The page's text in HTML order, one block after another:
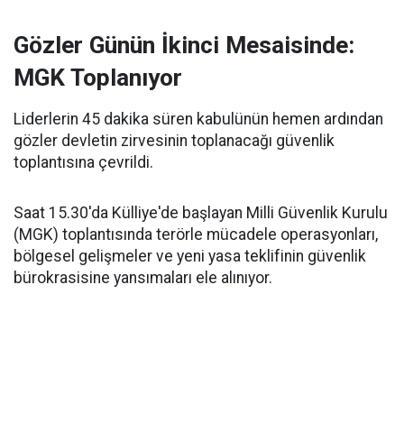
Gözler Günün İkinci Mesaisinde:
MGK Toplanıyor
Liderlerin 45 dakika süren kabulünün hemen ardından
gözler devletin zirvesinin toplanacağı güvenlik
toplantısına çevrildi.
Saat 15.30'da Külliye'de başlayan Milli Güvenlik Kurulu
(MGK) toplantısında terörle mücadele operasyonları,
bölgesel gelişmeler ve yeni yasa teklifinin güvenlik
bürokrasisine yansımaları ele alınıyor.